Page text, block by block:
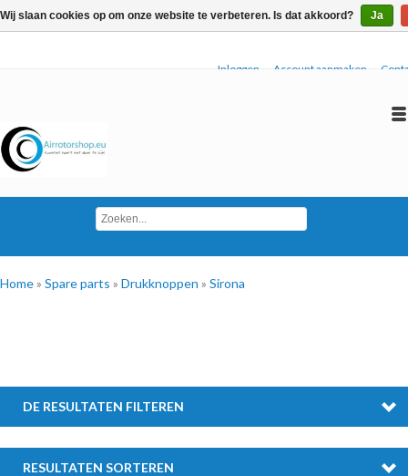
Inloggen Account aanmaken
Home» Spare parts » Drukknoppen » Sirona
DE RESULTATEN FILTEREN
RESULTATEN SORTEREN
Wij slaan cookies op om onze website te verbeteren. Is dat akkoord? Ja